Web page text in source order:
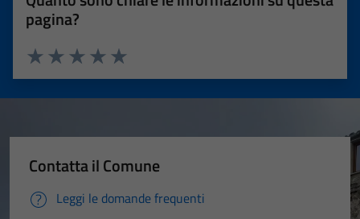
pagina?
Valuta 5 stelle su 5
Valuta 4 stelle su 5
Valuta 3 stelle su 5
Valuta 2 stelle su 5
Valuta 1 stelle su 5
Contatta il Comune
Leggi le domande frequenti